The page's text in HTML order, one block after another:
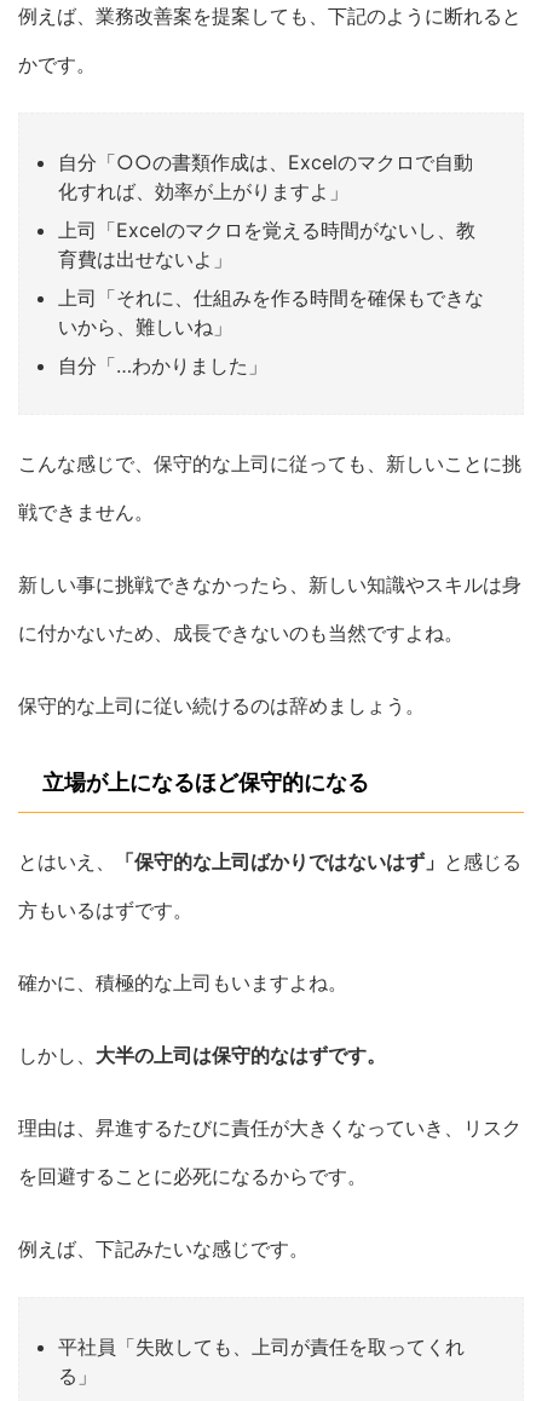
例えば、業務改善案を提案しても、下記のように断れると
かです。
自分「○○の書類作成は、Excelのマクロで自動
化すれば、効率が上がりますよ」
上司「Excelのマクロを覚える時間がないし、教
育費は出せないよ」
上司「それに、仕組みを作る時間を確保もできな
いから、難しいね」
自分「…わかりました」
こんな感じで、保守的な上司に従っても、新しいことに挑
戦できません。
新しい事に挑戦できなかったら、新しい知識やスキルは身
に付かないため、成長できないのも当然ですよね。
保守的な上司に従い続けるのは辞めましょう。
立場が上になるほど保守的になる
とはいえ、 「保守的な上司ばかりではないはず」 と感じる
方もいるはずです。
確かに、積極的な上司もいますよね。
しかし、 大半の上司は保守的なはずです。
理由は、昇進するたびに責任が大きくなっていき、リスク
を回避することに必死になるからです。
例えば、下記みたいな感じです。
平社員「失敗しても、上司が責任を取ってくれ
る」